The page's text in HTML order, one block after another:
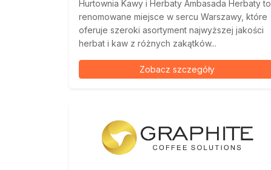
Hurtownia Kawy i Herbaty Ambasada Herbaty to
renomowane miejsce w sercu Warszawy, które
oferuje szeroki asortyment najwyższej jakości
herbat i kaw z różnych zakątków...
Zobacz szczegóły